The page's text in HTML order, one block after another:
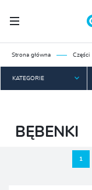
Strona główna Części
KATEGORIE
BĘBENKI
1